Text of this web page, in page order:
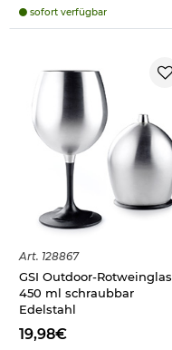
sofort verfügbar
Art. 128867
GSI Outdoor-Rotweinglas
450 ml schraubbar
Edelstahl
19,98€